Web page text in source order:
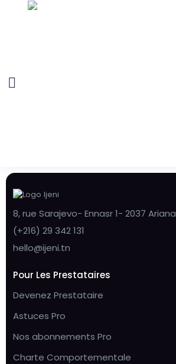
8, rue Sarajevo- Ennasr 1- 2037 Ariana
(+216) 29 342 131
hello@ijeni.tn
Pour Les Prestataires
Devenez Prestataire
Astuces Pro
Nos abonnements Pro
Charte Comportementale